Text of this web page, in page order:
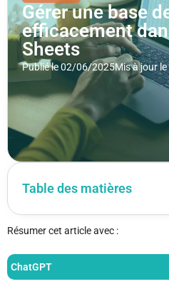
Gérer une base
efficacement
Sheets
Publié le 02/06/2025Mis à jour
Table des matières
Résumer cet article avec :
ChatGPT